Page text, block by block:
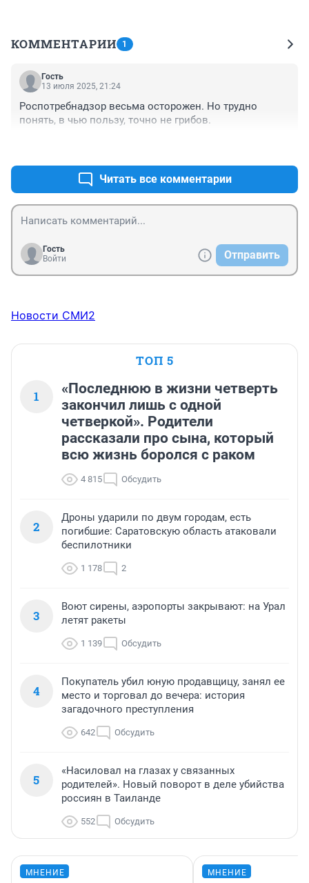
КОММЕНТАРИИ 1
Гость
13 июля 2025, 21:24
Роспотребнадзор весьма осторожен. Но трудно
понять, в чью пользу, точно не грибов.
Читать все комментарии
Гость
Войти
Отправить
Новости СМИ2
ТОП 5
1
«Последнюю в жизни четверть
закончил лишь с одной
четверкой». Родители
рассказали про сына, который
всю жизнь боролся с раком
4 815 Обсудить
2
Дроны ударили по двум городам, есть
погибшие: Саратовскую область атаковали
беспилотники
1 178 2
3
Воют сирены, аэропорты закрывают: на Урал
летят ракеты
1 139 Обсудить
4
Покупатель убил юную продавщицу, занял ее
место и торговал до вечера: история
загадочного преступления
642 Обсудить
5
«Насиловал на глазах у связанных
родителей». Новый поворот в деле убийства
россиян в Таиланде
552 Обсудить
МНЕНИЕ МНЕНИЕ